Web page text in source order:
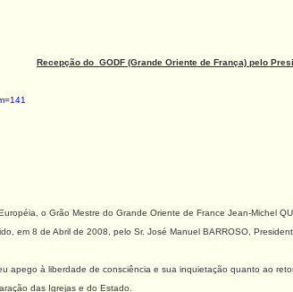
Recepção do GODF (Grande Oriente de França) pelo
o Grão Mestre do Grande Oriente de France Jean-Michel
em 8 de Abril de 2008, pelo Sr. José Manuel BARROSO,
apego à liberdade de consciência e sua inquietação quanto ao
das Igrejas e do Estado.